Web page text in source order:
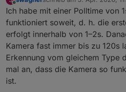
Offline zuletzt editiert von
Ich habe mit einer Polltime von
funktioniert soweit, d. h. die
erfolgt innerhalb von 1–2s.
Kamera fast immer bis zu 120s
Erkennung vom gleichem Type
mal an, dass die Kamera so
ist.